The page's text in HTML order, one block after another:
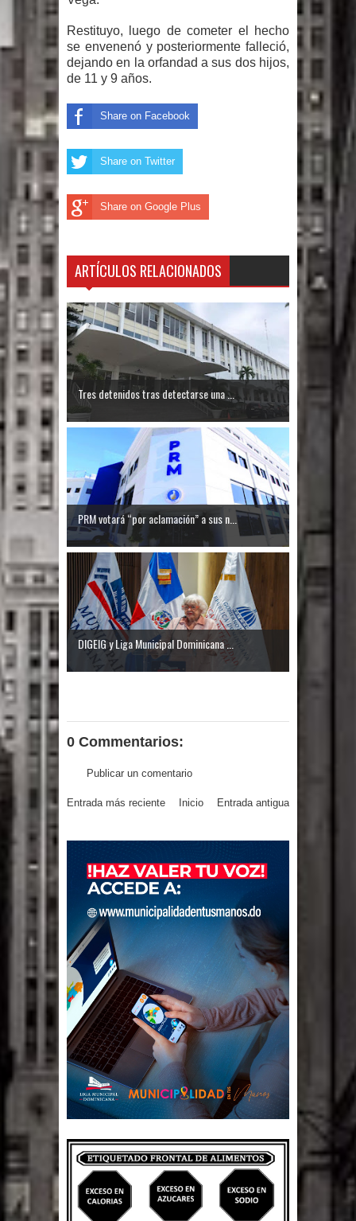
domingo una dirección de hombres
Restituyo, luego de cometer el hecho
se envenenó y posteriormente falleció,
dejando en la orfandad a sus dos hijos,
de 11 y 9 años.
Share on Facebook
Share on Twitter
Share on Google Plus
ARTÍCULOS RELACIONADOS
Tres detenidos tras detectarse una ...
PRM votará “por aclamación” a sus n...
DIGEIG y Liga Municipal Dominicana ...
0 Commentarios:
Publicar un comentario
Entrada más reciente Entrada antigua
Inicio